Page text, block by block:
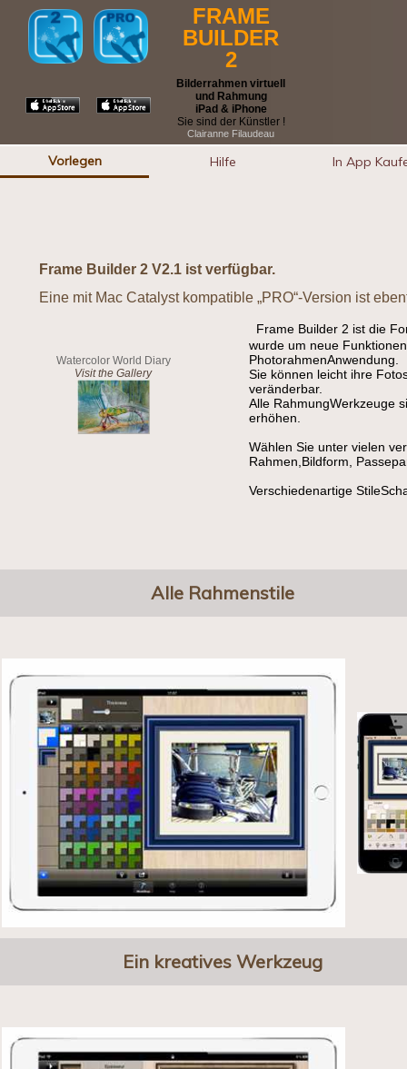
FRAME
BUILDER
2
Bilderrahmen virtuell
und Rahmung
iPad & iPhone
Sie sind der Künstler !
Clairanne Filaudeau
Vorlegen Hilfe In App
Frame Builder 2 V2.1 ist verfügbar.
Eine mit Mac Catalyst kompatible „PRO“-Version ist
Watercolor World Diary
Visit the Gallery
Frame Builder 2 ist die
wurde um neue
PhotorahmenAnwendung.
Sie können leicht ihre
veränderbar.
Alle RahmungWerkzeuge
erhöhen.
Wählen Sie unter vielen
Rahmen,Bildform,
Verschiedenartige
Alle Rahmenstile
Ein kreatives Werkzeug